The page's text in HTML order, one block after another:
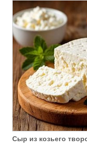
Сыр из козьего